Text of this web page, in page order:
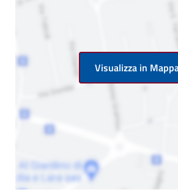
Visualizza in